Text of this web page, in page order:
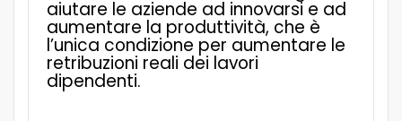
aiutare le aziende ad innovarsi e ad
aumentare la produttività, che è
l’unica condizione per aumentare le
retribuzioni reali dei lavori
dipendenti.